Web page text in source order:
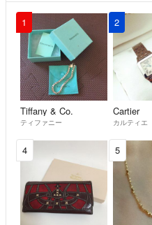
1
Tiffany & Co.
ティファニー
2
Cartier
カルティエ
4 5